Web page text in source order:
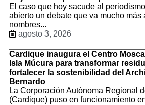
El caso que hoy sacude al
abierto un debate que va mucho más
nombres...
agosto 3, 2026
Cardique inaugura el Centro
Isla Múcura para transformar
fortalecer la sostenibilidad del
Bernardo
La Corporación Autónoma Regional
(Cardique) puso en funcionamiento